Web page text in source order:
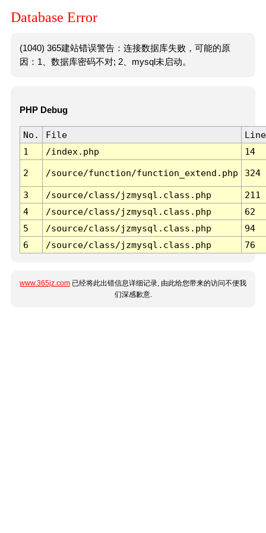
Database Error
(1040) 365建站错误警告：连接数据库失败，可能的原
因：1、数据库密码不对; 2、mysql未启动。
PHP Debug
No. File
Line
1
/index.php 14
2 /source/function/function_extend.php 324
3 /source/class/jzmysql.class.php
211
4
/source/class/jzmysql.class.php
62
5
/source/class/jzmysql.class.php
94
6
/source/class/jzmysql.class.php 76
www.365jz.com 已经将此出错信息详细记录, 由此给您带来的访问不便我
们深感歉意.